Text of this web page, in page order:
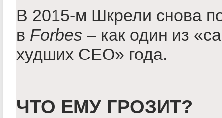
В 2015-м Шкрели снова
в Forbes – как один из
худших СЕО» года.
ЧТО ЕМУ ГРОЗИТ?